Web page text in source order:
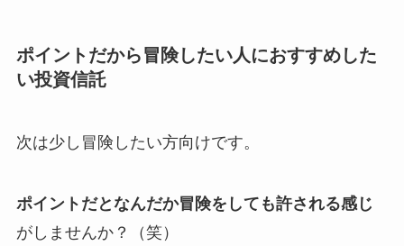
ポイントだから冒険したい人におすすめした
い投資信託
次は少し冒険したい方向けです。
ポイントだとなんだか冒険をしても許される感じ
がしませんか？（笑）